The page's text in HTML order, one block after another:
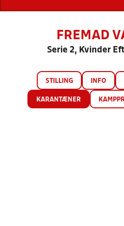
FREMAD
Serie 2, Kvinder
STILLING INFO
KARANTÆNER